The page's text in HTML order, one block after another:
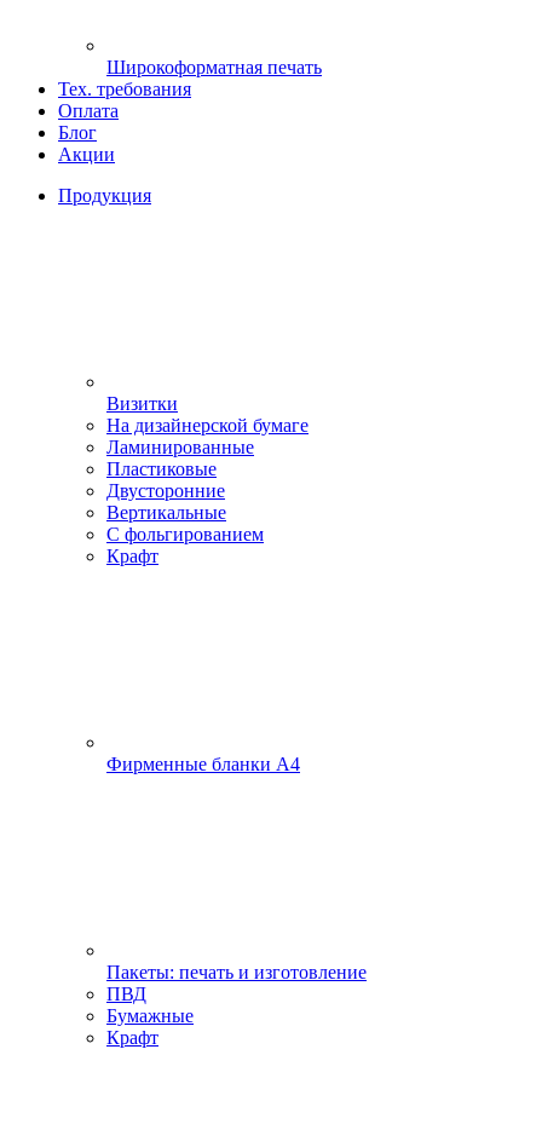
Широкоформатная печать
Тех. требования
Оплата
Блог
Акции
Продукция
Визитки
На дизайнерской бумаге
Ламинированные
Пластиковые
Двусторонние
Вертикальные
С фольгированием
Крафт
Фирменные бланки А4
Пакеты: печать и изготовление
ПВД
Бумажные
Крафт